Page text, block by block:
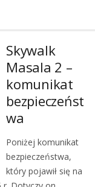
Skywalk
Masala 2 –
komunikat
bezpieczeńst
wa
Poniżej komunikat
bezpieczeństwa,
który pojawił się na